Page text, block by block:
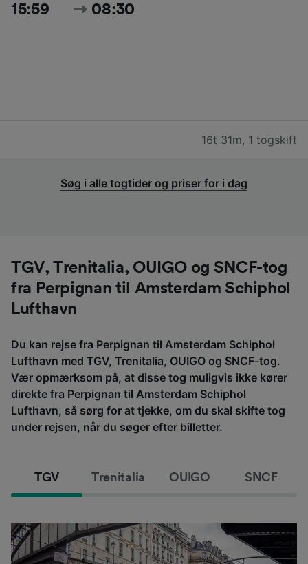
15:59 08:30
16t 31m, 1 togskift
Søg i alle togtider og priser for i dag
TGV, Trenitalia, OUIGO og SNCF-tog
fra Perpignan til Amsterdam Schiphol
Lufthavn
Du kan rejse fra Perpignan til Amsterdam Schiphol
Lufthavn med TGV, Trenitalia, OUIGO og SNCF-tog.
Vær opmærksom på, at disse tog muligvis ikke kører
direkte fra Perpignan til Amsterdam Schiphol
Lufthavn, så sørg for at tjekke, om du skal skifte tog
under rejsen, når du søger efter billetter.
TGV Trenitalia OUIGO SNCF